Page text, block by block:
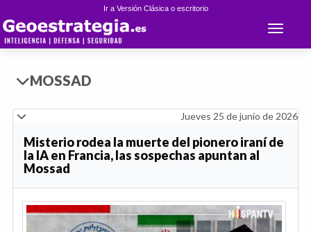
Ir a Versión Clásica o escritorio
Toggle
MOSSAD
Jueves 25 de junio de 2026
Misterio rodea la muerte del pionero iraní de
la IA en Francia, las sospechas apuntan al
Mossad